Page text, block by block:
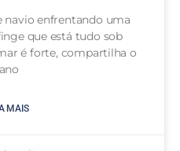
enfrentando uma
que está tudo sob
é forte, compartilha o
MAIS